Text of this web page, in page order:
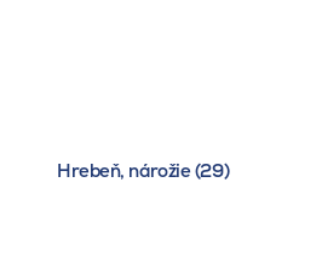
Hrebeň, nárožie (29)